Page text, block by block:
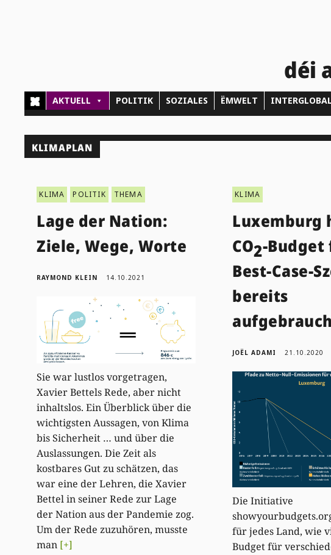
déi
AKTUELL POLITIK SOZIALES ËMWELT INTERGLOBAL
KLIMAPLAN
KLIMA POLITIK THEMA
Lage der Nation:
Ziele, Wege, Worte
RAYMOND KLEIN 14.10.2021
Sie war lustlos vorgetragen,
Xavier Bettels Rede, aber nicht
inhaltslos. Ein Überblick über die
wichtigsten Aussagen, von Klima
bis Sicherheit … und über die
Auslassungen. Die Zeit als
kostbares Gut zu schätzen, das
war eine der Lehren, die Xavier
Bettel in seiner Rede zur Lage
der Nation aus der Pandemie zog.
Um der Rede zuzuhören, musste
man [+]
KLIMA
Luxemburg
CO2-Budget
Best-Case-
bereits
JOËL ADAMI 21.10.2020
Die Initiative
für jedes Land, wie
Budget für